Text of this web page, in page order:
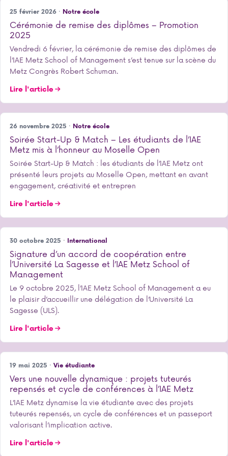
25 février 2026 · Notre école
Cérémonie de remise des diplômes – Promotion
2025
Vendredi 6 février, la cérémonie de remise des diplômes de
l’IAE Metz School of Management s’est tenue sur la scène du
Metz Congrès Robert Schuman.
Lire l'article
26 novembre 2025 · Notre école
Soirée Start-Up & Match – Les étudiants de l’IAE
Metz mis à l’honneur au Moselle Open
Soirée Start-Up & Match : les étudiants de l’IAE Metz ont
présenté leurs projets au Moselle Open, mettant en avant
engagement, créativité et entrepren
Lire l'article
30 octobre 2025 · International
Signature d’un accord de coopération entre
l’Université La Sagesse et l’IAE Metz School of
Management
Le 9 octobre 2025, l’IAE Metz School of Management a eu
le plaisir d’accueillir une délégation de l’Université La
Sagesse (ULS).
Lire l'article
19 mai 2025 · Vie étudiante
Vers une nouvelle dynamique : projets tuteurés
repensés et cycle de conférences à l’IAE Metz
L’IAE Metz dynamise la vie étudiante avec des projets
tuteurés repensés, un cycle de conférences et un passeport
valorisant l’implication active.
Lire l'article